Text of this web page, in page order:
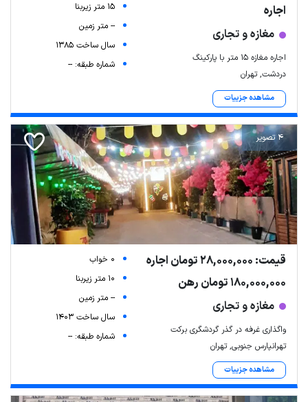
اجاره
مغازه و تجاری
اجاره مغازه ۱۵ متر با پارکینگ
دردشت, تهران
مشاهده جزییات
15 متر زیربنا
-- متر زمین
سال ساخت 1385
شماره طبقه: --
4 تصویر
قیمت: 28,000,000 تومان اجاره
180,000,000 تومان رهن
مغازه و تجاری
واگذاری غرفه در گذر گردشگری برکت
تهرانپارس جنوبی, تهران
مشاهده جزییات
0 خواب
10 متر زیربنا
-- متر زمین
سال ساخت 1403
شماره طبقه: --